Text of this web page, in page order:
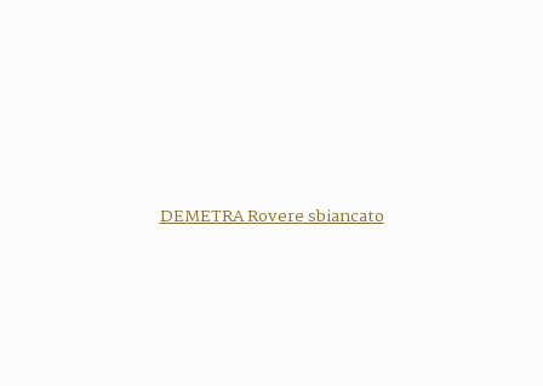
DEMETRA Rovere sbiancato